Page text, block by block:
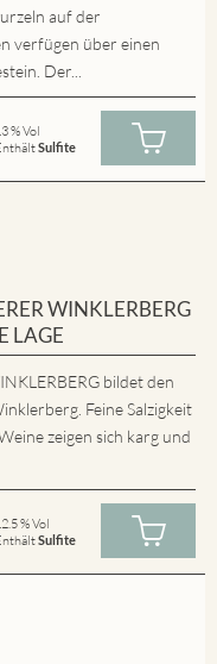
auf der
verfügen über einen
Der...
% Vol
Sulfite
WINKLERBERG
LAGE
bildet den
Feine Salzigkeit
zeigen sich karg und
% Vol
Sulfite